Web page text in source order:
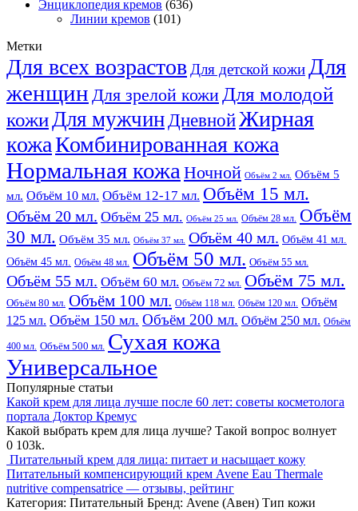
Энциклопедия кремов (636)
Линии кремов (101)
Метки
Для всех возрастовДля детской кожи Для
женщин Для зрелой кожи Для молодой
кожиДля мужчинДневнойЖирная
кожаКомбинированная кожа
Нормальная кожа Ночной Объём 2 мл. Объём 5
мл. Объём 10 мл. Объём 12-17 мл. Объём 15 мл.
Объём 20 мл. Объём 25 мл. Объём 25 мл. Объём 28 мл. Объём
30 мл. Объём 35 мл. Объём 37 мл. Объём 40 мл. Объём 41 мл.
Объём 45 мл. Объём 48 мл. Объём 50 мл. Объём 55 мл.
Объём 55 мл. Объём 60 мл. Объём 72 мл. Объём 75 мл.
Объём 80 мл. Объём 100 мл. Объём 118 мл. Объём 120 мл. Объём
125 мл. Объём 150 мл. Объём 200 мл. Объём 250 мл. Объём
400 мл. Объём 500 мл. Сухая кожа
Универсальное
Популярные статьи
Какой крем для лица лучше после 60 лет: советы косметолога
портала Доктор Кремус
Какой выбрать крем для лица лучше? Такой вопрос волнует
0 103k.
Питательный крем для лица: питает и насыщает кожу
Питательный компенсирующий крем Avene Eau Thermale
nutritive compensatrice — отзывы, рейтинг
Категория: Питательный Бренд: Avene (Авен) Тип кожи